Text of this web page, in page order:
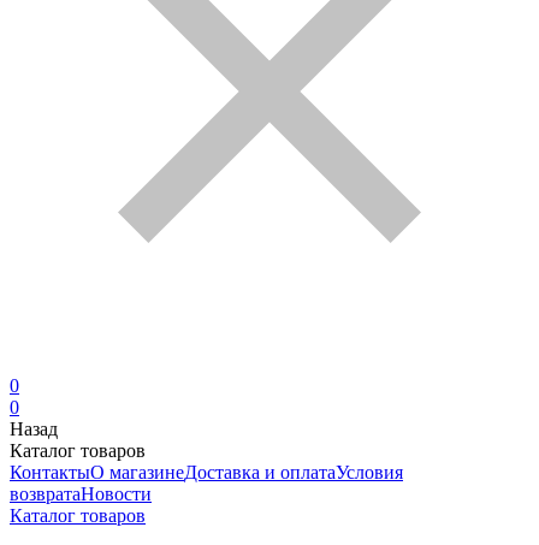
0
0
Назад
Каталог товаров
КонтактыО магазинеДоставка и оплатаУсловия
возвратаНовости
Каталог товаров